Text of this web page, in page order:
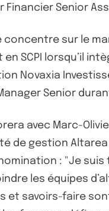
Financier Senior
concentre sur le
SCPI lorsqu’il
Novaxia
Senior
avec Marc-
de gestion Altarea
: "Je suis
les équipes
et savoirs-faire